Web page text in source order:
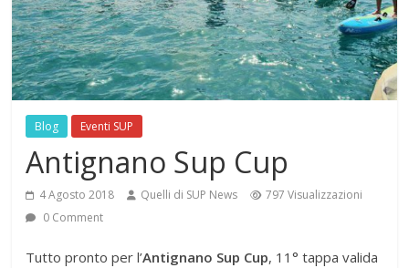
Blog Eventi SUP
Antignano Sup Cup
4 Agosto 2018 Quelli di SUP News
797 Visualizzazioni
0 Comment
Tutto pronto per l’Antignano Sup Cup, 11° tappa valida